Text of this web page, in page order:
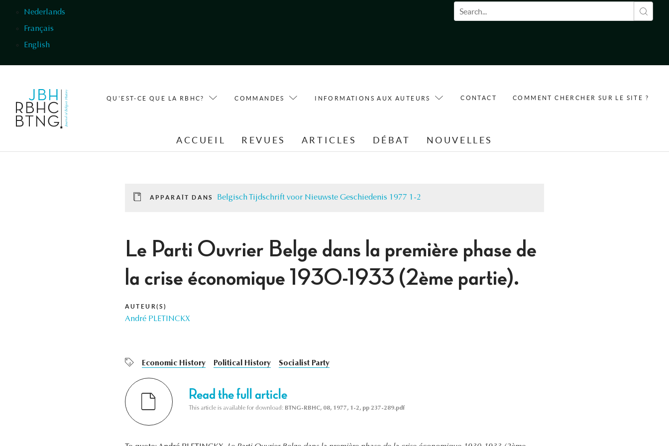
Nederlands
Français
English
Formulaire de recherche
QU'EST-CE QUE LA RBHC? COMMANDES INFORMATIONS AUX AUTEURS CONTACT COMMENT CHERCHER SUR LE SITE ?
ACCUEIL REVUES ARTICLES DÉBAT NOUVELLES
APPARAÎT DANS Belgisch Tijdschrift voor Nieuwste Geschiedenis 1977 1-2
Le Parti Ouvrier Belge dans la première phase de
la crise économique 1930-1933 (2ème partie).
AUTEUR(S)
André PLETINCKX
Economic History Political History Socialist Party
Read the full article
This article is available for download: BTNG-RBHC, 08, 1977, 1-2, pp 237-289.pdf